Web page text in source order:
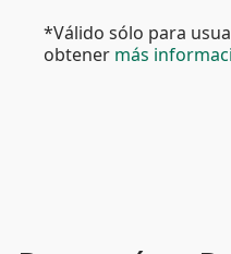
*Válido sólo para
obtener más